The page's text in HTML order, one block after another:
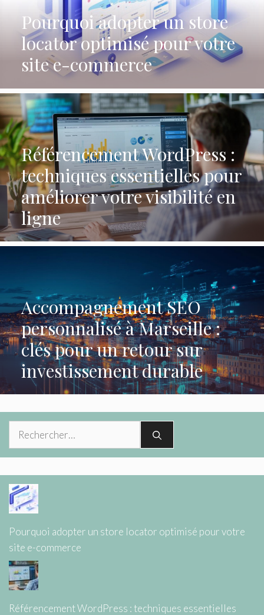
Pourquoi adopter un store
locator optimisé pour votre
site e-commerce
Référencement WordPress :
techniques essentielles pour
améliorer votre visibilité en
ligne
Accompagnement SEO
personnalisé à Marseille :
clés pour un retour sur
investissement durable
Rechercher :
Pourquoi adopter un store locator optimisé pour votre
site e-commerce
Référencement WordPress : techniques essentielles